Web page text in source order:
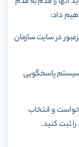
داد:
در سایت سازمان
پاسخگویی
و انتخاب
ثبت کنید.